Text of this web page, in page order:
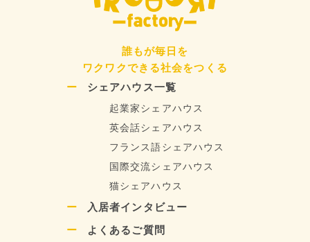
誰もが毎日を
ワクワクできる社会をつくる
シェアハウス一覧
起業家シェアハウス
英会話シェアハウス
フランス語シェアハウス
国際交流シェアハウス
猫シェアハウス
入居者インタビュー
よくあるご質問